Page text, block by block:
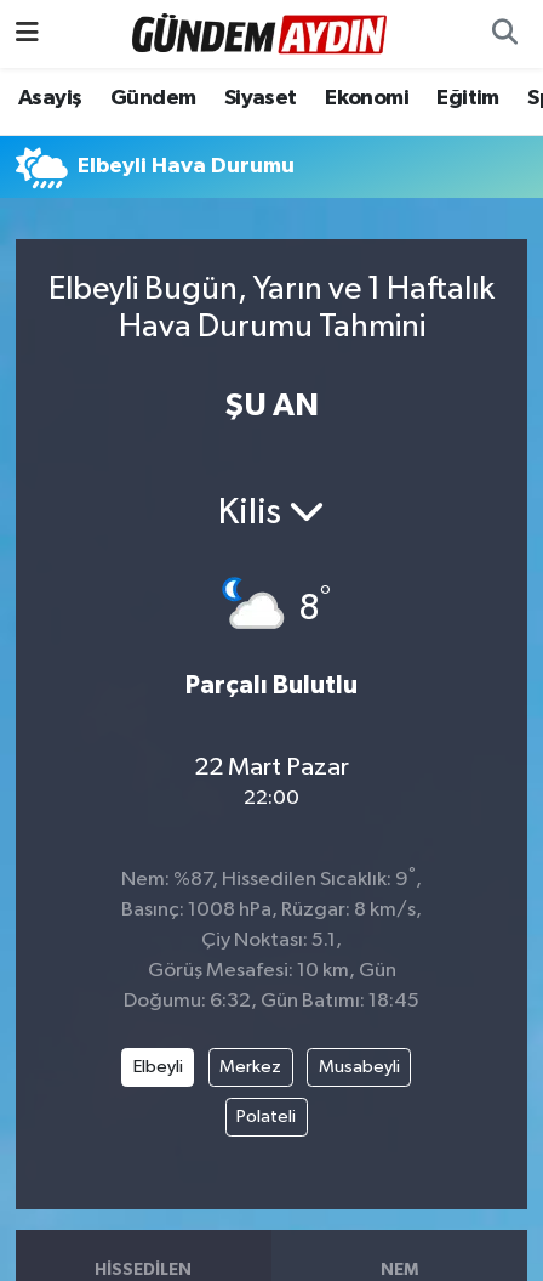
Asayiş Gündem Siyaset Ekonomi Eğitim
Elbeyli Hava Durumu
Elbeyli Bugün, Yarın ve 1 Haftalık
Hava Durumu Tahmini
ŞU AN
Kilis
8°
Parçalı Bulutlu
22 Mart Pazar
22:00
Nem: %87, Hissedilen Sıcaklık: 9° ,
Basınç: 1008 hPa, Rüzgar: 8 km/s,
Çiy Noktası: 5.1,
Görüş Mesafesi: 10 km, Gün
Doğumu: 6:32, Gün Batımı: 18:45
Elbeyli Merkez Musabeyli
Polateli
HISSEDILEN NEM
Aydın Nöbetçi Eczaneler
Aydın Hava Durumu
Aydın Trafik Yoğunluk Haritası
Süper Lig Puan Durumu ve Fikstür